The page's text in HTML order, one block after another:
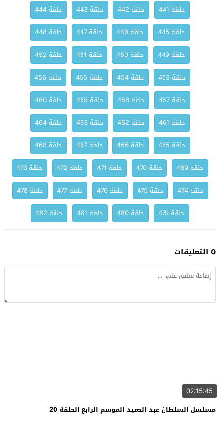
حلقة 441 حلقة 442 حلقة 443
حلقة 444
حلقة 445
حلقة 446 حلقة 447
حلقة 448
حلقة 449
حلقة 450 حلقة 451
حلقة 452
حلقة 453
حلقة 454 حلقة 455
حلقة 456
حلقة 457
حلقة 458 حلقة 459
حلقة 460
حلقة 461
حلقة 462 حلقة 463
حلقة 464
حلقة 465
حلقة 466 حلقة 467
حلقة 468
حلقة 469
حلقة 470 حلقة 471 حلقة 472
حلقة 473
حلقة 474
حلقة 475 حلقة 476 حلقة 477
حلقة 478
حلقة 479
حلقة 480 حلقة 481 حلقة 482
0 التعليقات
02:15:45
مسلسل السلطان عبد الحميد الموسم الرابع الحلقة 20